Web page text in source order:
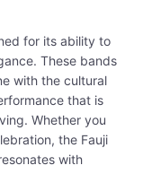
for its ability to
These bands
with the cultural
that is
Whether you
the Fauji
with